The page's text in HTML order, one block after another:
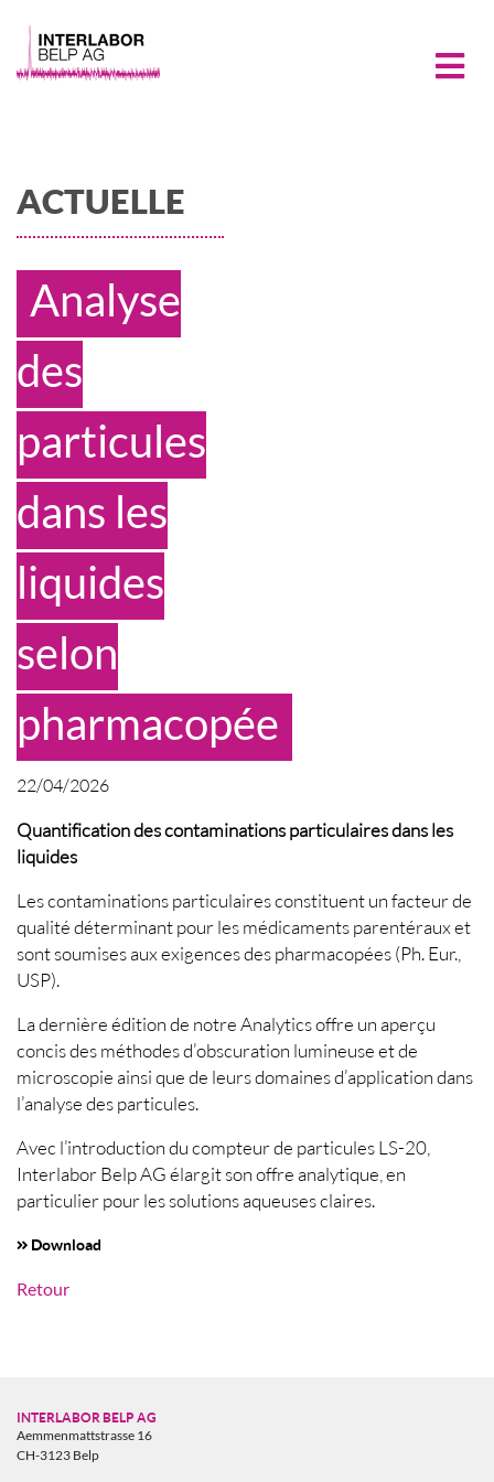
ACTUELLE
Analyse
des
particules
dans les
liquides
selon
pharmacopée
22/04/2026
Quantification des contaminations particulaires dans les
liquides
Les contaminations particulaires constituent un facteur de
qualité déterminant pour les médicaments parentéraux et
sont soumises aux exigences des pharmacopées (Ph. Eur.,
USP).
La dernière édition de notre Analytics offre un aperçu
concis des méthodes d’obscuration lumineuse et de
microscopie ainsi que de leurs domaines d’application dans
l’analyse des particules.
Avec l’introduction du compteur de particules LS-20,
Interlabor Belp AG élargit son offre analytique, en
particulier pour les solutions aqueuses claires.
Download
Retour
INTERLABOR BELP AG
Aemmenmattstrasse 16
CH-3123 Belp